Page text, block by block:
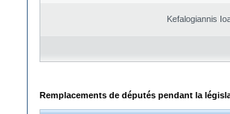
Kefalogiannis
Remplacements de députés pendant la